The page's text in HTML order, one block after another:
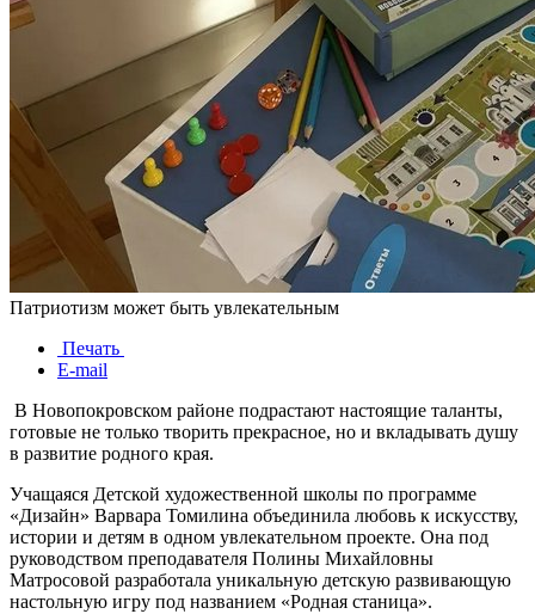
Патриотизм может быть увлекательным
Печать
E-mail
В Новопокровском районе подрастают настоящие таланты,
готовые не только творить прекрасное, но и вкладывать душу
в развитие родного края.
Учащаяся Детской художественной школы по программе
«Дизайн» Варвара Томилина объединила любовь к искусству,
истории и детям в одном увлекательном проекте. Она под
руководством преподавателя Полины Михайловны
Матросовой разработала уникальную детскую развивающую
настольную игру под названием «Родная станица».